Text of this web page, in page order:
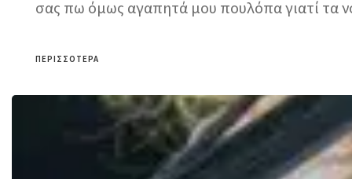
σας πω όμως αγαπητά μου πουλόπα γιατί τα
ΠΕΡΙΣΣΌΤΕΡΑ